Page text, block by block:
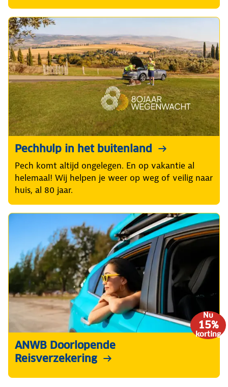
Pechhulp in het buitenland
Pech komt altijd ongelegen. En op vakantie al
helemaal! Wij helpen je weer op weg of veilig naar
huis, al 80 jaar.
Nu
15%
korting
ANWB Doorlopende
Reisverzekering